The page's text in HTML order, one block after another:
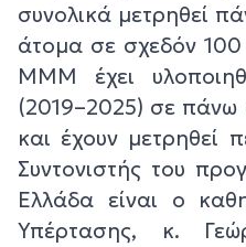
συνολικά μετρηθεί
άτομα σε σχεδόν
MMM έχει
(2019–2025) σε
και έχουν μετρηθεί
Συντονιστής του
Ελλάδα είναι ο
Υπέρτασης, κ.